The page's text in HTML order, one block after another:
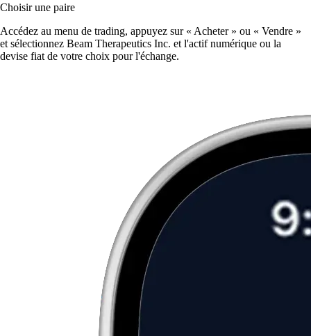
Choisir une paire
Accédez au menu de trading, appuyez sur « Acheter » ou « Vendre »
et sélectionnez Beam Therapeutics Inc. et l'actif numérique ou la
devise fiat de votre choix pour l'échange.